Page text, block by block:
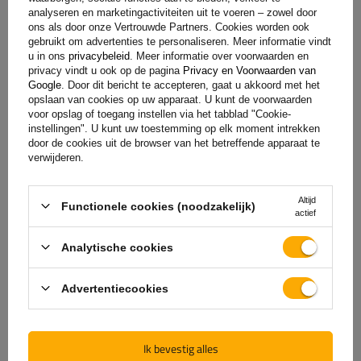
De officiële webshop van
de fabrikant
GARANTIE OP KWALITEIT EN AUTHENTICITEIT
Als u bijUNITRAILERkoopt, kiest u ervoor om
rechtstreeks bij de fabrikant te kopen. U bent er
de transactie volledig veilig is. Wij ontwerpen en
analyseren en marketingactiviteiten uit te voeren – zowel door
ons als door onze Vertrouwde Partners. Cookies worden ook
gebruikt om advertenties te personaliseren. Meer informatie vindt
u in ons privacybeleid . Meer informatie over voorwaarden en
privacy vindt u ook op de pagina Privacy en Voorwaarden van
Google . Door dit bericht te accepteren, gaat u akkoord met het
opslaan van cookies op uw apparaat. U kunt de voorwaarden
voor opslag of toegang instellen via het tabblad "Cookie-
instellingen". U kunt uw toestemming op elk moment intrekken
door de cookies uit de browser van het betreffende apparaat te
verwijderen.
Functionele cookies (noodzakelijk)
Altijd
actief
Analytische cookies
Advertentiecookies
Ik bevestig alles